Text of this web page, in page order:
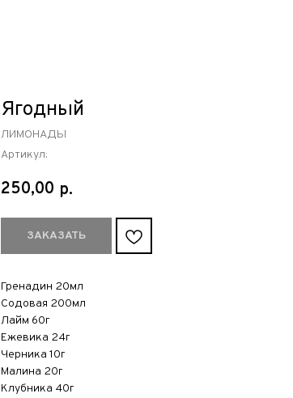
Ягодный
ЛИМОНАДЫ
Артикул:
250,00 р.
ЗАКАЗАТЬ
Гренадин 20мл
Содовая 200мл
Лайм 60г
Ежевика 24г
Черника 10г
Малина 20г
Клубника 40г